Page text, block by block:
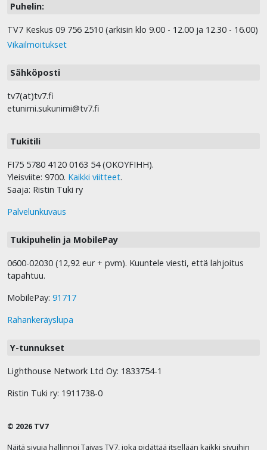
Puhelin:
TV7 Keskus 09 756 2510 (arkisin klo 9.00 - 12.00 ja 12.30 - 16.00)
Vikailmoitukset
Sähköposti
tv7(at)tv7.fi
etunimi.sukunimi@tv7.fi
Tukitili
FI75 5780 4120 0163 54 (OKOYFIHH).
Yleisviite: 9700. Kaikki viitteet.
Saaja: Ristin Tuki ry
Palvelunkuvaus
Tukipuhelin ja MobilePay
0600-02030 (12,92 eur + pvm). Kuuntele viesti, että lahjoitus
tapahtuu.
MobilePay: 91717
Rahankeräyslupa
Y-tunnukset
Lighthouse Network Ltd Oy: 1833754-1
Ristin Tuki ry: 1911738-0
© 2026 TV7
Näitä sivuja hallinnoi Taivas TV7, joka pidättää itsellään kaikki sivuihin